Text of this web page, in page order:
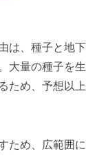
は、種子と地下
大量の種子を生
ため、予想以上
ため、広範囲に